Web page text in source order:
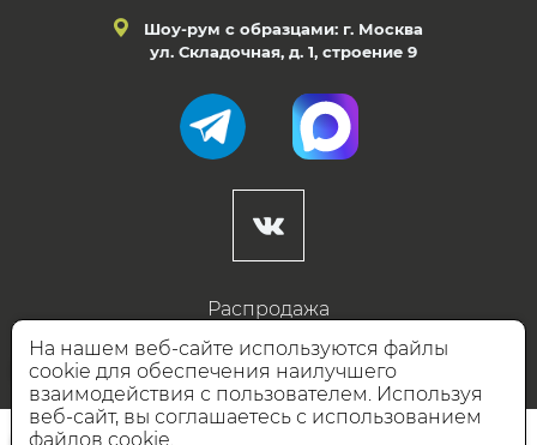
Шоу-рум с образцами: г. Москва
ул. Складочная, д. 1, строение 9
Распродажа
Готовые дизайны
Дизайнерам
НАШИ ПАРТНЁРЫ
На нашем веб-сайте используются файлы
cookie для обеспечения наилучшего
взаимодействия с пользователем. Используя
веб-сайт, вы соглашаетесь с использованием
файлов cookie.